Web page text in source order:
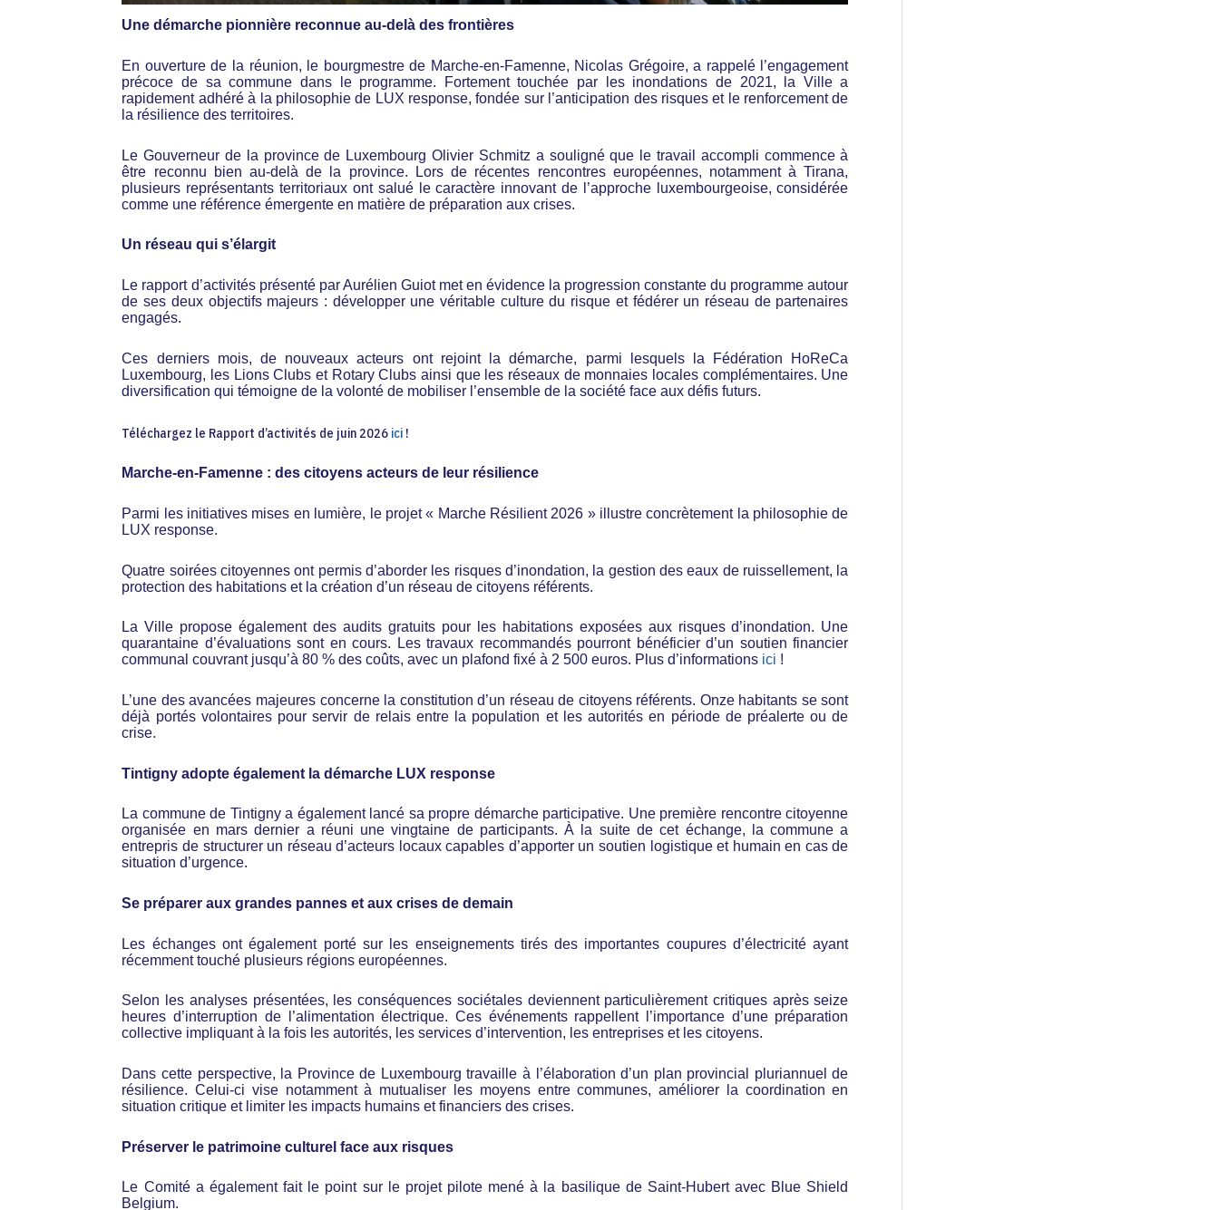
Une démarche pionnière reconnue au-delà des frontières
En ouverture de la réunion, le bourgmestre de Marche-en-Famenne, Nicolas Grégoire, a rappelé l’engagement
précoce de sa commune dans le programme. Fortement touchée par les inondations de 2021, la Ville a
rapidement adhéré à la philosophie de LUX response, fondée sur l’anticipation des risques et le renforcement de
la résilience des territoires.
Le Gouverneur de la province de Luxembourg Olivier Schmitz a souligné que le travail accompli commence à
être reconnu bien au-delà de la province. Lors de récentes rencontres européennes, notamment à Tirana,
plusieurs représentants territoriaux ont salué le caractère innovant de l’approche luxembourgeoise, considérée
comme une référence émergente en matière de préparation aux crises.
Un réseau qui s’élargit
Le rapport d’activités présenté par Aurélien Guiot met en évidence la progression constante du programme autour
de ses deux objectifs majeurs : développer une véritable culture du risque et fédérer un réseau de partenaires
engagés.
Ces derniers mois, de nouveaux acteurs ont rejoint la démarche, parmi lesquels la Fédération HoReCa
Luxembourg, les Lions Clubs et Rotary Clubs ainsi que les réseaux de monnaies locales complémentaires. Une
diversification qui témoigne de la volonté de mobiliser l’ensemble de la société face aux défis futurs.
Téléchargez le Rapport d’activités de juin 2026 ici !
Marche-en-Famenne : des citoyens acteurs de leur résilience
Parmi les initiatives mises en lumière, le projet « Marche Résilient 2026 » illustre concrètement la philosophie de
LUX response.
Quatre soirées citoyennes ont permis d’aborder les risques d’inondation, la gestion des eaux de ruissellement, la
protection des habitations et la création d’un réseau de citoyens référents.
La Ville propose également des audits gratuits pour les habitations exposées aux risques d’inondation. Une
quarantaine d’évaluations sont en cours. Les travaux recommandés pourront bénéficier d’un soutien financier
communal couvrant jusqu’à 80 % des coûts, avec un plafond fixé à 2 500 euros. Plus d’informations ici !
L’une des avancées majeures concerne la constitution d’un réseau de citoyens référents. Onze habitants se sont
déjà portés volontaires pour servir de relais entre la population et les autorités en période de préalerte ou de
crise.
Tintigny adopte également la démarche LUX response
La commune de Tintigny a également lancé sa propre démarche participative. Une première rencontre citoyenne
organisée en mars dernier a réuni une vingtaine de participants. À la suite de cet échange, la commune a
entrepris de structurer un réseau d’acteurs locaux capables d’apporter un soutien logistique et humain en cas de
situation d’urgence.
Se préparer aux grandes pannes et aux crises de demain
Les échanges ont également porté sur les enseignements tirés des importantes coupures d’électricité ayant
récemment touché plusieurs régions européennes.
Selon les analyses présentées, les conséquences sociétales deviennent particulièrement critiques après seize
heures d’interruption de l’alimentation électrique. Ces événements rappellent l’importance d’une préparation
collective impliquant à la fois les autorités, les services d’intervention, les entreprises et les citoyens.
Dans cette perspective, la Province de Luxembourg travaille à l’élaboration d’un plan provincial pluriannuel de
résilience. Celui-ci vise notamment à mutualiser les moyens entre communes, améliorer la coordination en
situation critique et limiter les impacts humains et financiers des crises.
Préserver le patrimoine culturel face aux risques
Le Comité a également fait le point sur le projet pilote mené à la basilique de Saint-Hubert avec Blue Shield
Belgium.